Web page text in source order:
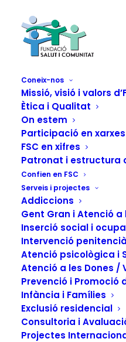
Coneix-nos
Missió, visió i valors
Ètica i Qualitat
On estem
Participació en
FSC en xifres
Patronat i estructura
Confien en FSC
Serveis i projectes
Addiccions
Gent Gran i Atenció
Inserció social i
Intervenció
Atenció psicològica i
Atenció a les Dones /
Prevenció i Promoció
Infància i Famílies
Exclusió residencial
Consultoria i
Projectes
Quatre
FSC,
bones
la
RIOD
13 DE GENER DE 2022
PREVENCIÓ